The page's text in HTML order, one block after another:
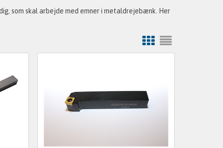
som skal arbejde med emner i metaldrejebænk. Her